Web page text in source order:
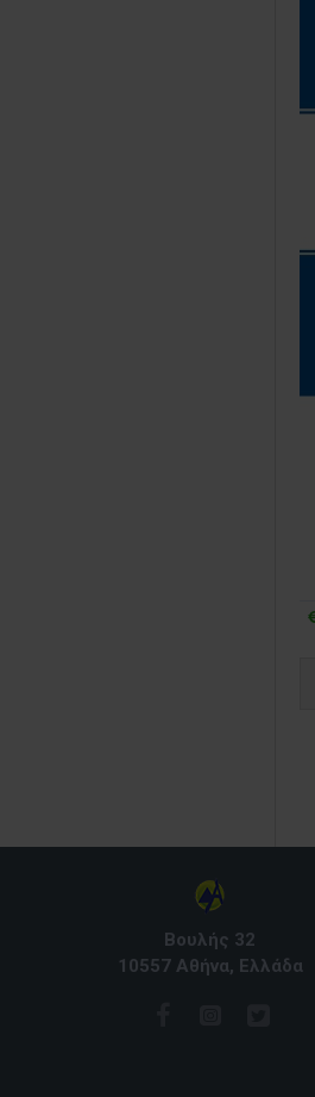
Βουλής 32
10557 Αθήνα, Ελλάδα